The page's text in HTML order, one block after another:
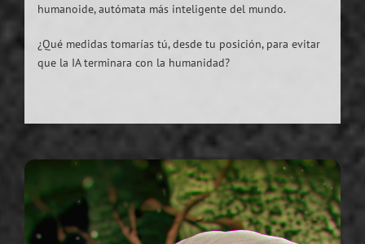
humanoide, autómata más inteligente del mundo.
¿Qué medidas tomarías tú, desde tu posición, para evitar
que la IA terminara con la humanidad?